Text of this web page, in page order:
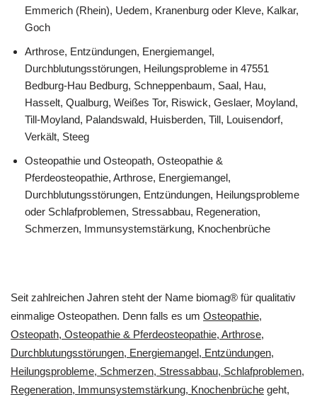
Emmerich (Rhein), Uedem, Kranenburg oder Kleve, Kalkar,
Goch
Arthrose, Entzündungen, Energiemangel,
Durchblutungsstörungen, Heilungsprobleme in 47551
Bedburg-Hau Bedburg, Schneppenbaum, Saal, Hau,
Hasselt, Qualburg, Weißes Tor, Riswick, Geslaer, Moyland,
Till-Moyland, Palandswald, Huisberden, Till, Louisendorf,
Verkält, Steeg
Osteopathie und Osteopath, Osteopathie &
Pferdeosteopathie, Arthrose, Energiemangel,
Durchblutungsstörungen, Entzündungen, Heilungsprobleme
oder Schlafproblemen, Stressabbau, Regeneration,
Schmerzen, Immunsystemstärkung, Knochenbrüche
Seit zahlreichen Jahren steht der Name biomag® für qualitativ
einmalige Osteopathen. Denn falls es um Osteopathie,
Osteopath, Osteopathie & Pferdeosteopathie, Arthrose,
Durchblutungsstörungen, Energiemangel, Entzündungen,
Heilungsprobleme, Schmerzen, Stressabbau, Schlafproblemen,
Regeneration, Immunsystemstärkung, Knochenbrüche geht,